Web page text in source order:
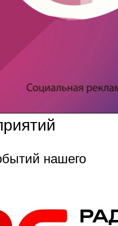
нашего